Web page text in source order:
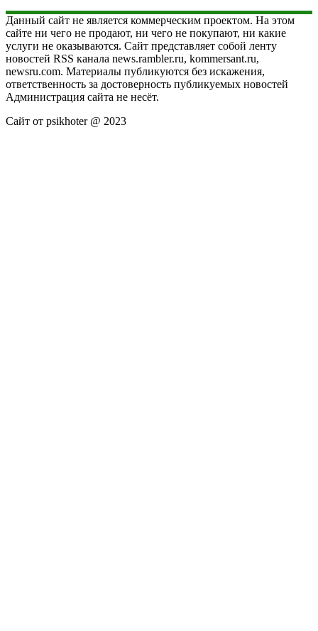
Данный сайт не является коммерческим проектом. На этом
сайте ни чего не продают, ни чего не покупают, ни какие
услуги не оказываются. Сайт представляет собой ленту
новостей RSS канала news.rambler.ru, kommersant.ru,
newsru.com. Материалы публикуются без искажения,
ответственность за достоверность публикуемых новостей
Администрация сайта не несёт.
Сайт от psikhoter @ 2023